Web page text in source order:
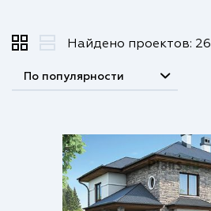
По популярности
Найдено проектов: 26